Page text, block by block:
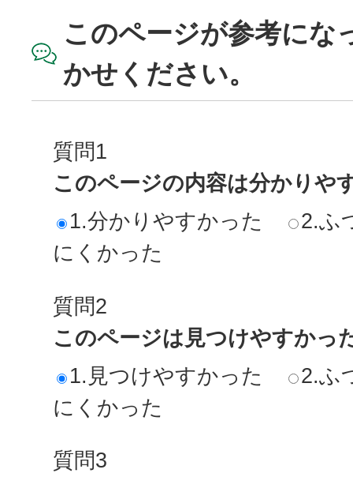
このページが参考にな
かせください。
質問1
このページの内容は分かりや
1.分かりやすかった
2.ふ
にくかった
質問2
このページは見つけやすかっ
1.見つけやすかった
2.ふ
にくかった
質問3